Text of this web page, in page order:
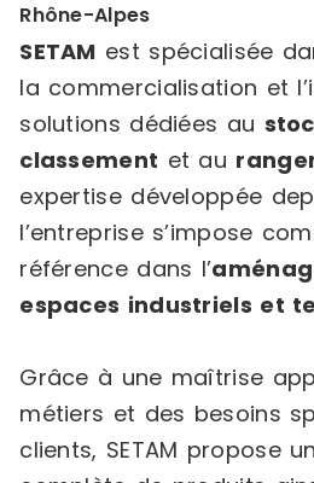
Rhône-Alpes
SETAM est spécialisée
la commercialisation et
solutions dédiées au
classement et au
expertise développée
l’entreprise s’impose
référence dans l’
espaces industriels et
Grâce à une maîtrise
métiers et des besoins
clients, SETAM propose